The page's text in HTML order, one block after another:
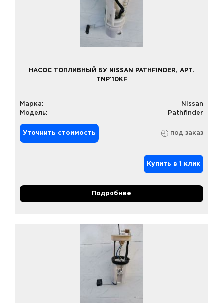
НАСОС ТОПЛИВНЫЙ БУ NISSAN PATHFINDER, АРТ.
TNP110KF
Марка:
Nissan
Модель:
Pathfinder
Уточнить стоимость под заказ
Купить в 1 клик
Подробнее